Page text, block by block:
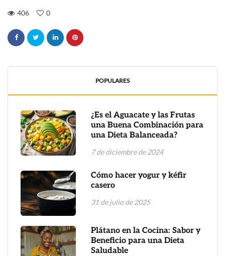
406 0
POPULARES
¿Es el Aguacate y las Frutas
una Buena Combinación para
una Dieta Balanceada?
7 de diciembre de 2024
Cómo hacer yogur y kéfir
casero
31 de julio de 2025
Plátano en la Cocina: Sabor y
Beneficio para una Dieta
Saludable